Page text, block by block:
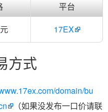
平台
元 17EX
方式
domain/bu
（如果没发布一口价请联